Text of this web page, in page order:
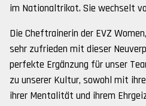
im Nationaltrikot. Sie wechselt
Die Cheftrainerin der EVZ
sehr zufrieden mit dieser
perfekte Ergänzung für unser
zu unserer Kultur, sowohl mit
ihrer Mentalität und ihrem